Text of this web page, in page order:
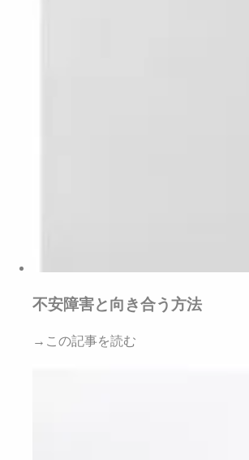
不安障害と向き合う方法
→この記事を読む